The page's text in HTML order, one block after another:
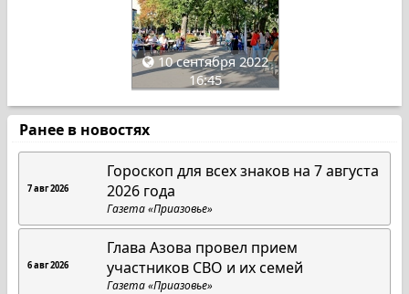
10 сентября 2022
16:45
Ранее в новостях
7 авг 2026
Гороскоп для всех знаков на 7 августа
2026 года
Газета «Приазовье»
6 авг 2026
Глава Азова провел прием
участников СВО и их семей
Газета «Приазовье»